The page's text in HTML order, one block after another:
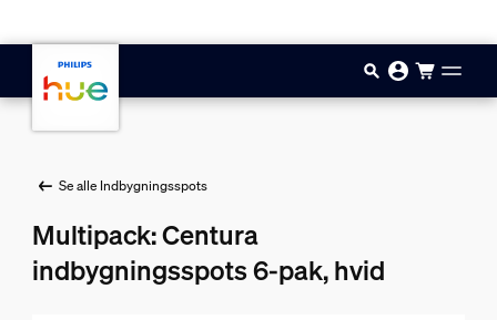
Se alle Indbygningsspots
Multipack: Centura
indbygningsspots 6-pak, hvid